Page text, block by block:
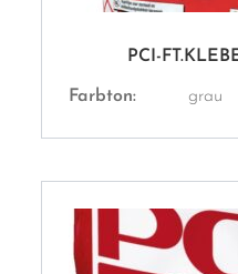
PCI-
Farbton: grau